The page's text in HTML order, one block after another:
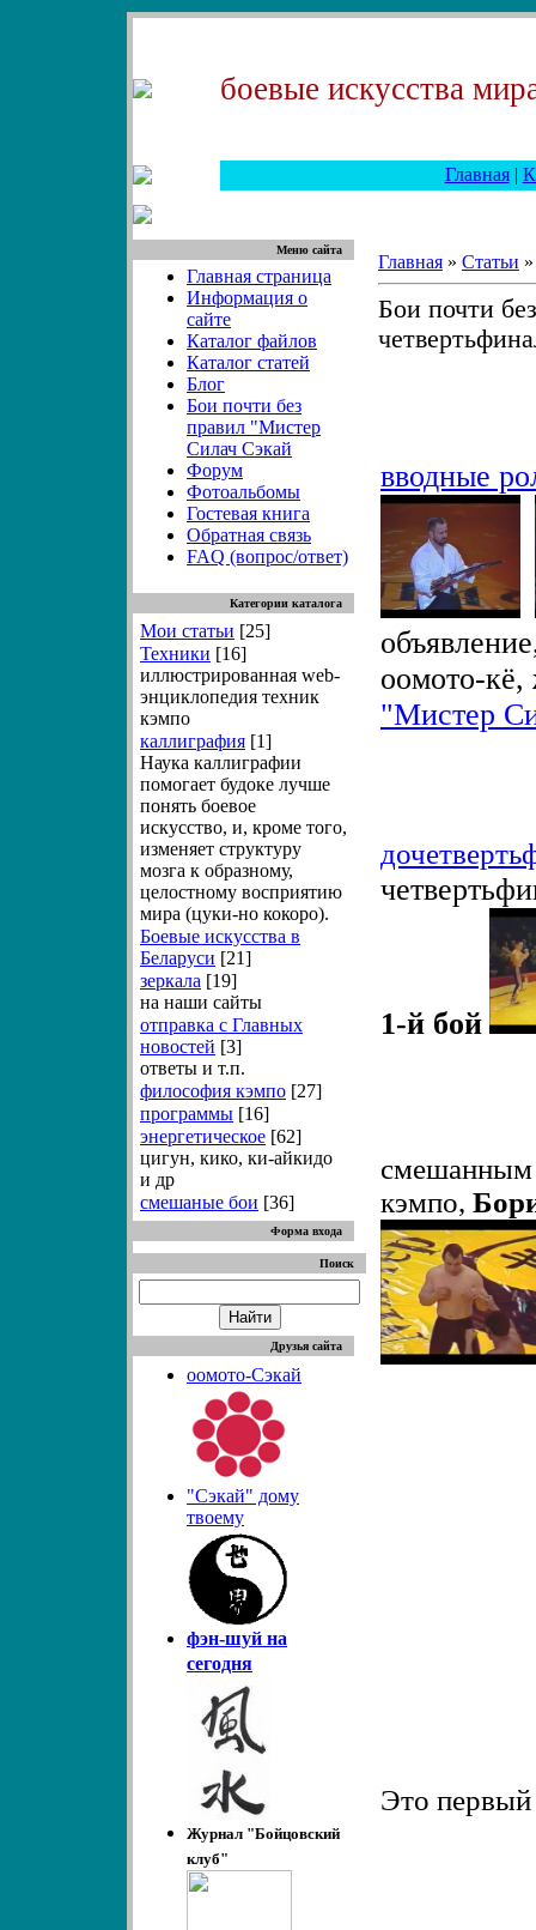
боевые искусства
Главная|
Меню сайта
Главная страница
Информация о
сайте
Каталог файлов
Каталог статей
Блог
Бои почти без
правил "Мистер
Силач Сэкай
Форум
Фотоальбомы
Гостевая книга
Обратная связь
FAQ (вопрос/ответ)
Категории каталога
Мои статьи [25]
Техники [16]
иллюстрированная web-
энциклопедия техник
кэмпо
каллиграфия [1]
Наука каллиграфии
помогает будоке лучше
понять боевое
искусство, и, кроме того,
изменяет структуру
мозга к образному,
целостному восприятию
мира (цуки-но кокоро).
Боевые искусства в
Беларуси [21]
зеркала [19]
на наши сайты
отправка с Главных
новостей [3]
ответы и т.п.
философия кэмпо [27]
программы [16]
энергетическое [62]
цигун, кико, ки-айкидо
и др
смешаные бои [36]
Форма входа
Поиск
Друзья сайта
оомото-Сэкай
"Сэкай" дому
твоему
фэн-шуй на
сегодня
Журнал "Бойцовский
клуб"
Главная » Статьи
Бои почти
вводные
оомото-кё,
"Мистер
1-й бой
кэмпо,
Это